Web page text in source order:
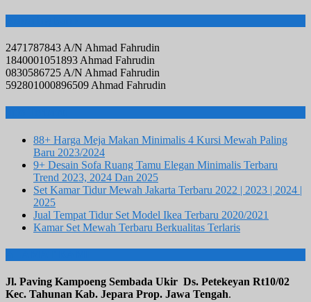
2471787843 A/N Ahmad Fahrudin
1840001051893 Ahmad Fahrudin
0830586725 A/N Ahmad Fahrudin
592801000896509 Ahmad Fahrudin
88+ Harga Meja Makan Minimalis 4 Kursi Mewah Paling
Baru 2023/2024
9+ Desain Sofa Ruang Tamu Elegan Minimalis Terbaru
Trend 2023, 2024 Dan 2025
Set Kamar Tidur Mewah Jakarta Terbaru 2022 | 2023 | 2024 |
2025
Jual Tempat Tidur Set Model Ikea Terbaru 2020/2021
Kamar Set Mewah Terbaru Berkualitas Terlaris
Jl. Paving Kampoeng Sembada Ukir Ds. Petekeyan Rt10/02
Kec. Tahunan Kab. Jepara Prop. Jawa Tengah.